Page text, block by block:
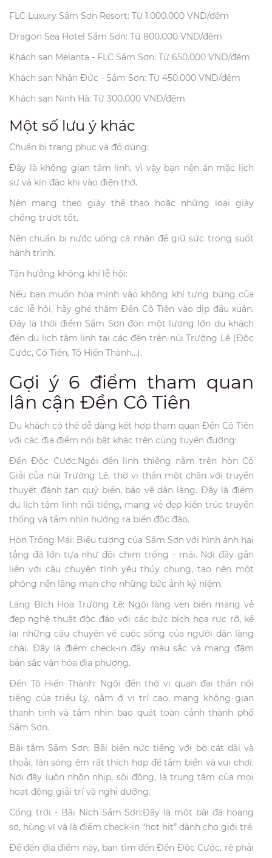
FLC Luxury Sầm Sơn Resort: Từ 1.000.000 VND/đêm
Dragon Sea Hotel Sầm Sơn: Từ 800.000 VND/đêm
Khách sạn Melanta - FLC Sầm Sơn: Từ 650.000 VND/đêm
Khách sạn Nhân Đức - Sầm Sơn: Từ 450.000 VND/đêm
Khách sạn Ninh Hà: Từ 300.000 VND/đêm
Một số lưu ý khác
Chuẩn bị trang phục và đồ dùng:
Đây là không gian tâm linh, vì vậy bạn nên ăn mặc lịch
sự và kín đáo khi vào điện thờ.
Nên mang theo giày thể thao hoặc những loại giày
chống trượt tốt.
Nên chuẩn bị nước uống cá nhân để giữ sức trong suốt
hành trình.
Tận hưởng không khí lễ hội:
Nếu bạn muốn hòa mình vào không khí tưng bừng của
các lễ hội, hãy ghé thăm Đền Cô Tiên vào dịp đầu xuân.
Đây là thời điểm Sầm Sơn đón một lượng lớn du khách
đến du lịch tâm linh tại các đền trên núi Trường Lệ (Độc
Cước, Cô Tiên, Tô Hiến Thành...).
Gợi ý 6 điểm tham quan
lân cận Đền Cô Tiên
Du khách có thể dễ dàng kết hợp tham quan Đền Cô Tiên
với các địa điểm nổi bật khác trên cùng tuyến đường:
Đền Độc Cước:Ngôi đền linh thiêng nằm trên hòn Cổ
Giải của núi Trường Lệ, thờ vị thần một chân với truyền
thuyết đánh tan quỷ biển, bảo vệ dân làng. Đây là điểm
du lịch tâm linh nổi tiếng, mang vẻ đẹp kiến trúc truyền
thống và tầm nhìn hướng ra biển độc đáo.
Hòn Trống Mái: Biểu tượng của Sầm Sơn với hình ảnh hai
tảng đá lớn tựa như đôi chim trống - mái. Nơi đây gắn
liền với câu chuyện tình yêu thủy chung, tạo nên một
phông nền lãng mạn cho những bức ảnh kỷ niệm.
Làng Bích Họa Trường Lệ: Ngôi làng ven biển mang vẻ
đẹp nghệ thuật độc đáo với các bức bích họa rực rỡ, kể
lại những câu chuyện về cuộc sống của người dân làng
chài. Đây là điểm check-in đầy màu sắc và mang đậm
bản sắc văn hóa địa phương.
Đền Tô Hiến Thành: Ngôi đền thờ vị quan đại thần nổi
tiếng của triều Lý, nằm ở vị trí cao, mang không gian
thanh tịnh và tầm nhìn bao quát toàn cảnh thành phố
Sầm Sơn.
Bãi tắm Sầm Sơn: Bãi biển nức tiếng với bờ cát dài và
thoải, làn sóng êm rất thích hợp để tắm biển và vui chơi.
Nơi đây luôn nhộn nhịp, sôi động, là trung tâm của mọi
hoạt động giải trí và nghỉ dưỡng.
Cổng trời - Bãi Ních Sầm Sơn:Đây là một bãi đá hoang
sơ, hùng vĩ và là điểm check-in “hot hit” dành cho giới trẻ.
Để đến địa điểm này, bạn tìm đến Đền Độc Cước, rẽ phải